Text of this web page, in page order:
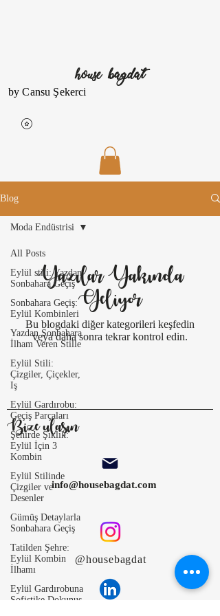
house bagdat
by Cansu Şekerci
Blog
All Posts
Eylül stili: Yazdan
Sonbahara Geçiş
Sonbahara Geçiş:
Eylül Kombinleri
Yazdan Sonbahara
İlham Veren Stille
Eylül Stili:
Çizgiler, Çiçekler,
Iş
Eylül Gardırobu:
Geçiş Parçaları
Şehirde Şıklık:
Eylül İçin 3
Kombin
Eylül Stilinde
Çizgiler ve
Desenler
Gümüş Detaylarla
Sonbahara Geçiş
Tatilden Şehre:
Eylül Kombin
İlhamı
Eylül Gardırobuna
Sofistike Dokunuş
Moda Endüstrisi
Yazılar Yakında
Geliyor
Bu blogdaki diğer kategorileri keşfedin
veya daha sonra tekrar kontrol edin.
Bize ulaşın
info@housebagdat.com
@housebagdat